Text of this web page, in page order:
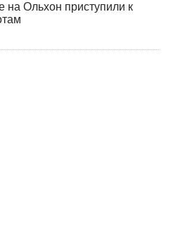
на Ольхон приступили к